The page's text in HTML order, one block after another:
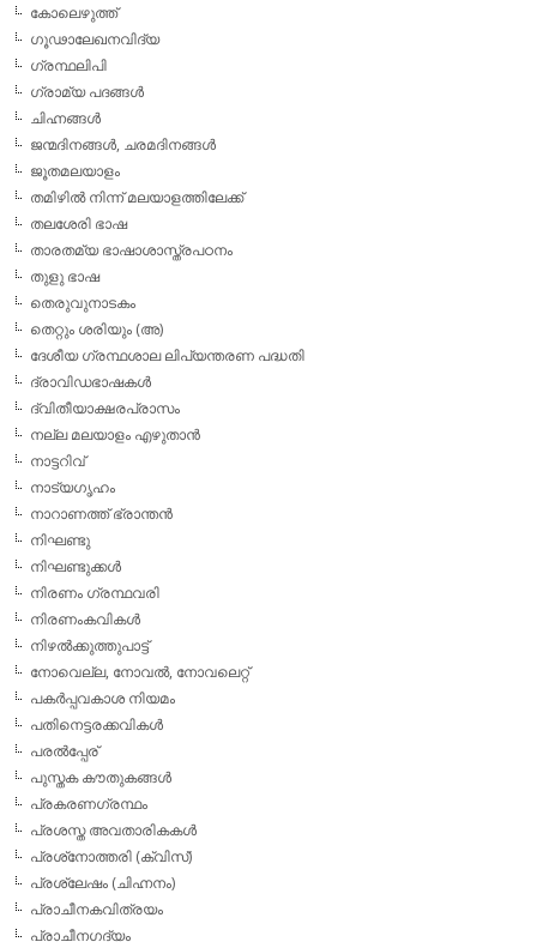
കോലെഴുത്ത്
ഗൂഢാലേഖനവിദ്യ
ഗ്രന്ഥലിപി
ഗ്രാമ്യ പദങ്ങള്‍
ചിഹ്നങ്ങള്‍
ജന്മദിനങ്ങള്‍, ചരമദിനങ്ങള്‍
ജൂതമലയാളം
തമിഴില്‍ നിന്ന് മലയാളത്തിലേക്ക്
തലശേരി ഭാഷ
താരതമ്യ ഭാഷാശാസ്ത്രപഠനം
തുളു ഭാഷ
തെരുവുനാടകം
തെറ്റും ശരിയും (അ)
ദേശീയ ഗ്രന്ഥശാല ലിപ്യന്തരണ പദ്ധതി
ദ്രാവിഡഭാഷകള്‍
ദ്വിതീയാക്ഷരപ്രാസം
നല്ല മലയാളം എഴുതാന്‍
നാട്ടറിവ്
നാട്യഗൃഹം
നാറാണത്ത് ഭ്രാന്തന്‍
നിഘണ്ടു
നിഘണ്ടുക്കള്‍
നിരണം ഗ്രന്ഥവരി
നിരണംകവികള്‍
നിഴല്‍ക്കുത്തുപാട്ട്
നോവെല്ല, നോവല്‍, നോവലെറ്റ്
പകര്‍പ്പവകാശ നിയമം
പതിനെട്ടരക്കവികള്‍
പരല്‍പ്പേര്
പുസ്തക കൗതുകങ്ങള്‍
പ്രകരണഗ്രന്ഥം
പ്രശസ്ത അവതാരികകള്‍
പ്രശ്‌നോത്തരി (ക്വിസ്)
പ്രശ്ലേഷം (ചിഹ്നനം)
പ്രാചീനകവിത്രയം
പ്രാചീനഗദ്യം